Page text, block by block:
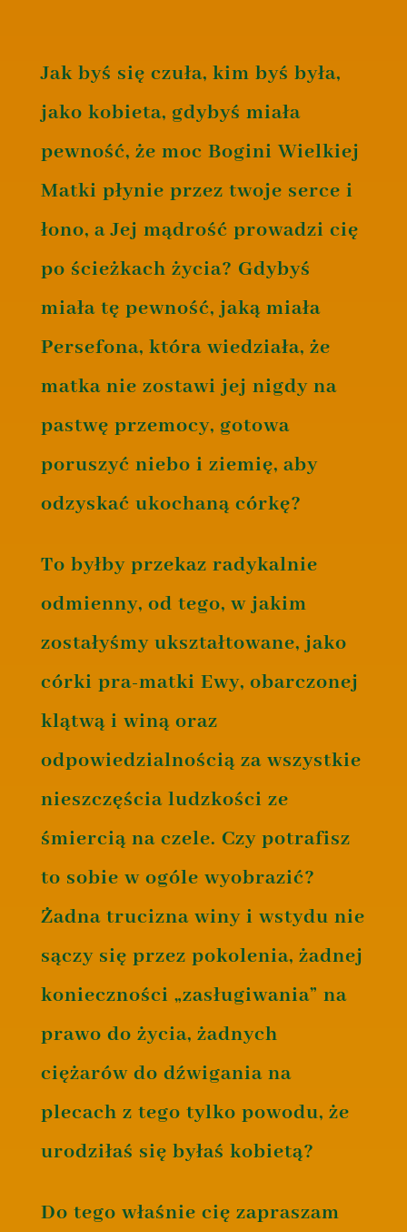
Jak byś się czuła, kim byś była,
jako kobieta, gdybyś miała
pewność, że moc Bogini Wielkiej
Matki płynie przez twoje serce i
łono, a Jej mądrość prowadzi cię
po ścieżkach życia? Gdybyś
miała tę pewność, jaką miała
Persefona, która wiedziała, że
matka nie zostawi jej nigdy na
pastwę przemocy, gotowa
poruszyć niebo i ziemię, aby
odzyskać ukochaną córkę?
To byłby przekaz radykalnie
odmienny, od tego, w jakim
zostałyśmy ukształtowane, jako
córki pra-matki Ewy, obarczonej
klątwą i winą oraz
odpowiedzialnością za wszystkie
nieszczęścia ludzkości ze
śmiercią na czele. Czy potrafisz
to sobie w ogóle wyobrazić?
Żadna trucizna winy i wstydu nie
sączy się przez pokolenia, żadnej
konieczności „zasługiwania” na
prawo do życia, żadnych
ciężarów do dźwigania na
plecach z tego tylko powodu, że
urodziłaś się byłaś kobietą?
Do tego właśnie cię zapraszam